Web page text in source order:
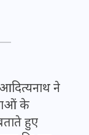
आदित्यनाथ ने
के
हुए